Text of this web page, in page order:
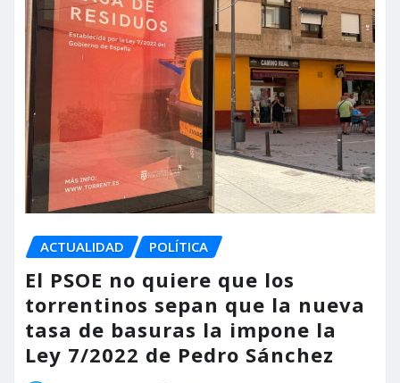
ACTUALIDAD POLÍTICA
El PSOE no quiere que los
torrentinos sepan que la nueva
tasa de basuras la impone la
Ley 7/2022 de Pedro Sánchez